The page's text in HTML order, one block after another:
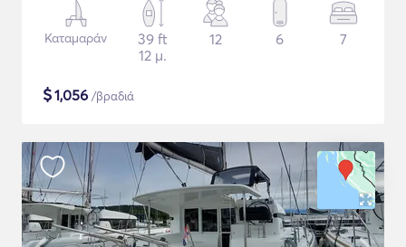
Καταμαράν
39 ft
12 μ.
12 6 7
$1,056 /βραδιά